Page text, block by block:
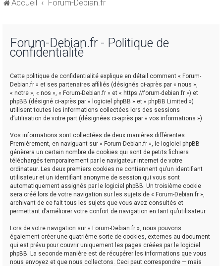
Accueil Forum-Debian.fr
Forum-Debian.fr - Politique de
confidentialité
Cette politique de confidentialité explique en détail comment « Forum-
Debian.fr » et ses partenaires affiliés (désignés ci-après par « nous »,
« notre », « nos », « Forum-Debian.fr » et « https://forum-debian.fr ») et
phpBB (désigné ci-après par « logiciel phpBB » et « phpBB Limited »)
utilisent toutes les informations collectées lors des sessions
d’utilisation de votre part (désignées ci-après par « vos informations »).
Vos informations sont collectées de deux manières différentes.
Premièrement, en naviguant sur « Forum-Debian.fr », le logiciel phpBB
génèrera un certain nombre de cookies qui sont de petits fichiers
téléchargés temporairement par le navigateur internet de votre
ordinateur. Les deux premiers cookies ne contiennent qu’un identifiant
utilisateur et un identifiant anonyme de session qui vous sont
automatiquement assignés par le logiciel phpBB. Un troisième cookie
sera créé lors de votre navigation sur les sujets de « Forum-Debian.fr »,
archivant de ce fait tous les sujets que vous avez consultés et
permettant d’améliorer votre confort de navigation en tant qu’utilisateur.
Lors de votre navigation sur « Forum-Debian.fr », nous pouvons
également créer une quatrième sorte de cookies, externes au document
qui est prévu pour couvrir uniquement les pages créées par le logiciel
phpBB. La seconde manière est de récupérer les informations que vous
nous envoyez et que nous collectons. Ceci peut correspondre — mais